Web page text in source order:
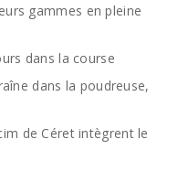
gammes en pleine
dans la course
dans la poudreuse,
de Céret intègrent le